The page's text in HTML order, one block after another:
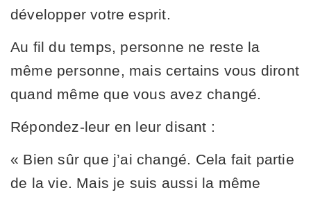
développer votre esprit.
Au fil du temps, personne ne reste la
même personne, mais certains vous diront
quand même que vous avez changé.
Répondez-leur en leur disant :
« Bien sûr que j’ai changé. Cela fait partie
de la vie. Mais je suis aussi la même